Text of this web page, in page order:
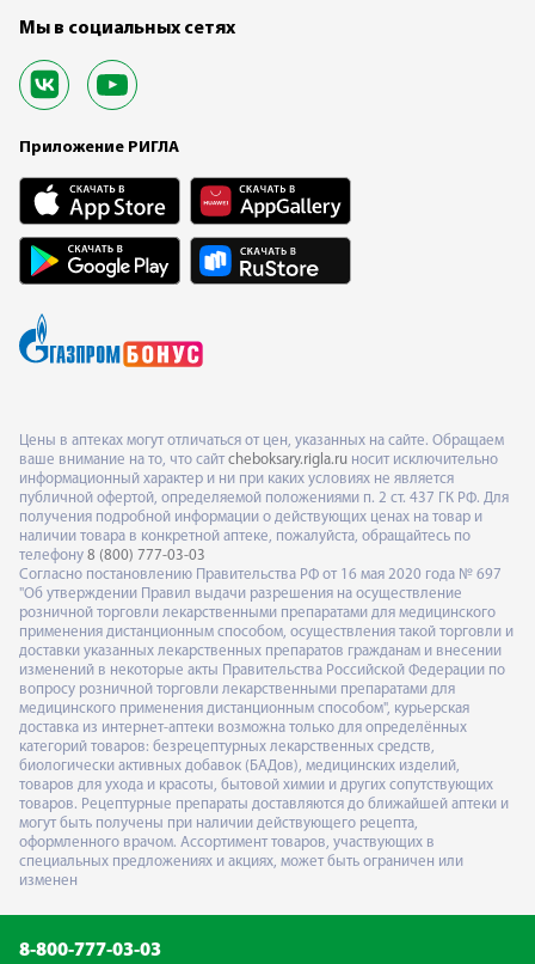
Мы в социальных сетях
Приложение РИГЛА
Цены в аптеках могут отличаться от цен, указанных на сайте. Обращаем
ваше внимание на то, что сайт cheboksary.rigla.ru носит исключительно
информационный характер и ни при каких условиях не является
публичной офертой, определяемой положениями п. 2 ст. 437 ГК РФ. Для
получения подробной информации о действующих ценах на товар и
наличии товара в конкретной аптеке, пожалуйста, обращайтесь по
телефону 8 (800) 777-03-03
Согласно постановлению Правительства РФ от 16 мая 2020 года № 697
"Об утверждении Правил выдачи разрешения на осуществление
розничной торговли лекарственными препаратами для медицинского
применения дистанционным способом, осуществления такой торговли и
доставки указанных лекарственных препаратов гражданам и внесении
изменений в некоторые акты Правительства Российской Федерации по
вопросу розничной торговли лекарственными препаратами для
медицинского применения дистанционным способом", курьерская
доставка из интернет-аптеки возможна только для определённых
категорий товаров: безрецептурных лекарственных средств,
биологически активных добавок (БАДов), медицинских изделий,
товаров для ухода и красоты, бытовой химии и других сопутствующих
товаров. Рецептурные препараты доставляются до ближайшей аптеки и
могут быть получены при наличии действующего рецепта,
оформленного врачом. Ассортимент товаров, участвующих в
специальных предложениях и акциях, может быть ограничен или
изменен
8-800-777-03-03